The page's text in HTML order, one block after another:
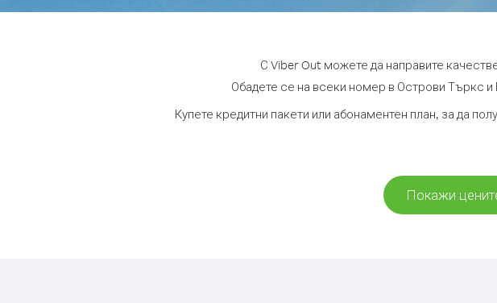
С Viber Out можете да направите
Обадете се на всеки номер в Острови Търкс
Купете кредитни пакети или абонаментен план, за да
Покажи